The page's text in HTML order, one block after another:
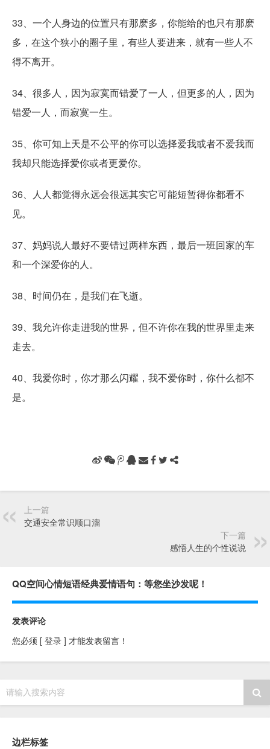
33、一个人身边的位置只有那麽多，你能给的也只有那麽
多，在这个狭小的圈子里，有些人要进来，就有一些人不
得不离开。
34、很多人，因为寂寞而错爱了一人，但更多的人，因为
错爱一人，而寂寞一生。
35、你可知上天是不公平的你可以选择爱我或者不爱我而
我却只能选择爱你或者更爱你。
36、人人都觉得永远会很远其实它可能短暂得你都看不
见。
37、妈妈说人最好不要错过两样东西，最后一班回家的车
和一个深爱你的人。
38、时间仍在，是我们在飞逝。
39、我允许你走进我的世界，但不许你在我的世界里走来
走去。
40、我爱你时，你才那么闪耀，我不爱你时，你什么都不
是。
上一篇
交通安全常识顺口溜
下一篇
感悟人生的个性说说
QQ空间心情短语经典爱情语句：等您坐沙发呢！
发表评论
您必须 [ 登录 ] 才能发表留言！
请输入搜索内容
边栏标签